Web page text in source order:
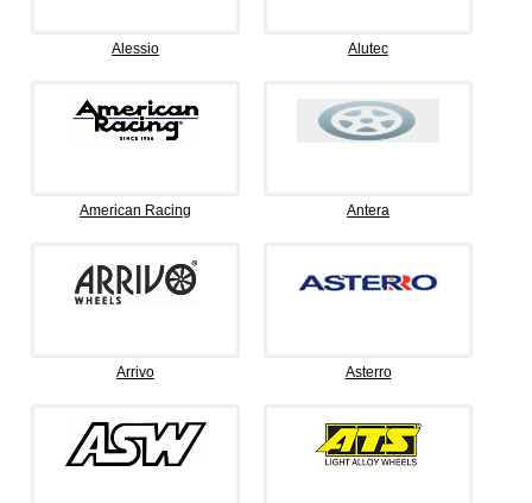
Alessio Alutec
American Racing Antera
Arrivo Asterro